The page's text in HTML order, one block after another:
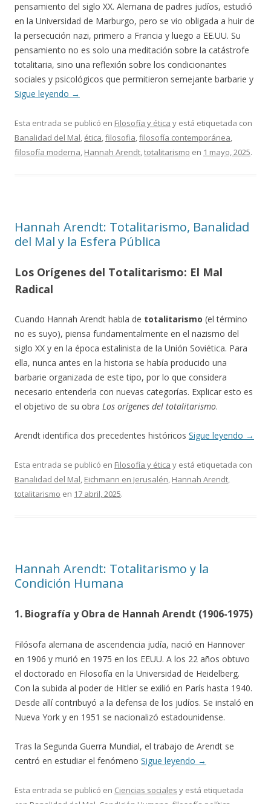
pensamiento del siglo XX. Alemana de padres judíos, estudió
en la Universidad de Marburgo, pero se vio obligada a huir de
la persecución nazi, primero a Francia y luego a EE.UU. Su
pensamiento no es solo una meditación sobre la catástrofe
totalitaria, sino una reflexión sobre los condicionantes
sociales y psicológicos que permitieron semejante barbarie y
Sigue leyendo →
Esta entrada se publicó en Filosofía y ética y está etiquetada con
Banalidad del Mal, ética,filosofia,filosofía contemporánea,
filosofía moderna, Hannah Arendt,totalitarismo en 1 mayo, 2025.
Hannah Arendt: Totalitarismo, Banalidad
del Mal y la Esfera Pública
Los Orígenes del Totalitarismo: El Mal
Radical
Cuando Hannah Arendt habla de totalitarismo (el término
no es suyo), piensa fundamentalmente en el nazismo del
siglo XX y en la época estalinista de la Unión Soviética. Para
ella, nunca antes en la historia se había producido una
barbarie organizada de este tipo, por lo que considera
necesario entenderla con nuevas categorías. Explicar esto es
el objetivo de su obra Los orígenes del totalitarismo.
Arendt identifica dos precedentes históricos Sigue leyendo →
Esta entrada se publicó en Filosofía y ética y está etiquetada con
Banalidad del Mal, Eichmann en Jerusalén, Hannah Arendt,
totalitarismo en 17 abril, 2025.
Hannah Arendt: Totalitarismo y la
Condición Humana
1. Biografía y Obra de Hannah Arendt (1906-1975)
Filósofa alemana de ascendencia judía, nació en Hannover
en 1906 y murió en 1975 en los EEUU. A los 22 años obtuvo
el doctorado en Filosofía en la Universidad de Heidelberg.
Con la subida al poder de Hitler se exilió en París hasta 1940.
Desde allí contribuyó a la defensa de los judíos. Se instaló en
Nueva York y en 1951 se nacionalizó estadounidense.
Tras la Segunda Guerra Mundial, el trabajo de Arendt se
centró en estudiar el fenómeno Sigue leyendo →
Esta entrada se publicó en Ciencias sociales y está etiquetada